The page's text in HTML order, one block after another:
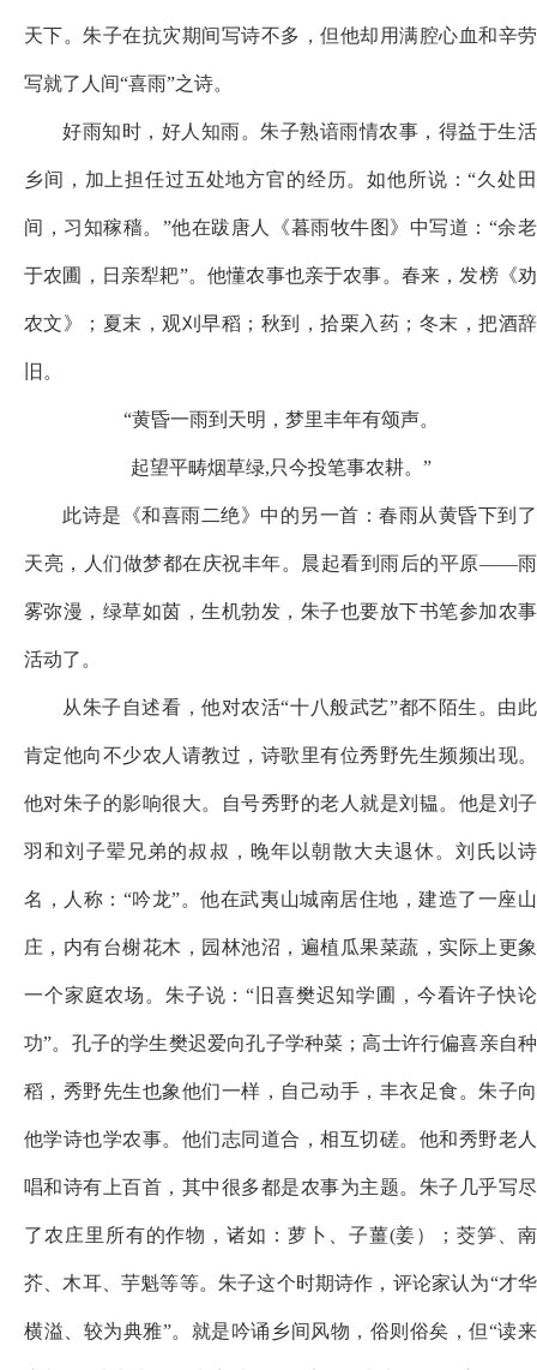
天下。朱子在抗灾期间写诗不多，但他却用满腔心血和辛劳
写就了人间“喜雨”之诗。
好雨知时，好人知雨。朱子熟谙雨情农事，得益于生活
乡间，加上担任过五处地方官的经历。如他所说：“久处田
间， 习知稼穑。 ”他在跋唐人《暮雨牧牛图》中写道：“余老
于农圃，日亲犁耙”。他懂农事也亲于农事。春来，发榜《劝
农文》；夏末，观刈早稻；秋到，拾栗入药；冬末，把酒辞
旧。
“黄昏一雨到天明，梦里丰年有颂声。
起望平畴烟草绿,只今投笔事农耕。”
此诗是《和喜雨二绝》中的另一首：春雨从黄昏下到了
天亮，人们做梦都在庆祝丰年。晨起看到雨后的平原——雨
雾弥漫，绿草如茵，生机勃发，朱子也要放下书笔参加农事
活动了。
从朱子自述看，他对农活“十八般武艺”都不陌生。由此
肯定他向不少农人请教过，诗歌里有位秀野先生频频出现。
他对朱子的影响很大。自号秀野的老人就是刘韫。他是刘子
羽和刘子翚兄弟的叔叔，晚年以朝散大夫退休。刘氏以诗
名，人称：“吟龙”。他在武夷山城南居住地，建造了一座山
庄，内有台榭花木，园林池沼，遍植瓜果菜蔬，实际上更象
一个家庭农场。朱子说：“旧喜樊迟知学圃，今看许子快论
功”。孔子的学生樊迟爱向孔子学种菜；高士许行偏喜亲自种
稻，秀野先生也象他们一样，自己动手，丰衣足食。朱子向
他学诗也学农事。他们志同道合，相互切磋。他和秀野老人
唱和诗有上百首，其中很多都是农事为主题。朱子几乎写尽
了农庄里所有的作物，诸如：萝卜、子薑(姜）；茭笋、南
芥、木耳、芋魁等等。朱子这个时期诗作，评论家认为“才华
横溢、较为典雅”。就是吟诵乡间风物，俗则俗矣，但“读来